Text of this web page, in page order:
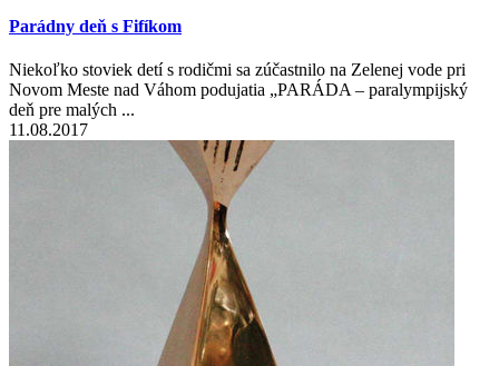
Parádny deň s Fifíkom
Niekoľko stoviek detí s rodičmi sa zúčastnilo na Zelenej vode pri
Novom Meste nad Váhom podujatia „PARÁDA – paralympijský
deň pre malých ...
11.08.2017